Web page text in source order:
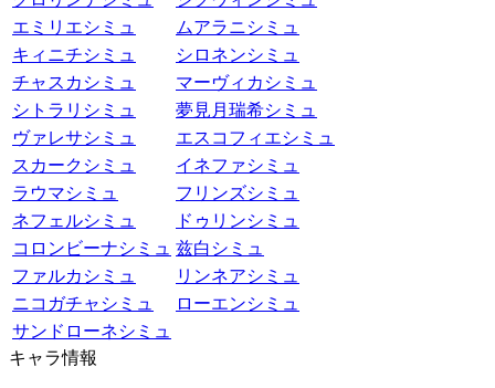
エミリエシミュ
ムアラニシミュ
キィニチシミュ
シロネンシミュ
チャスカシミュ
マーヴィカシミュ
シトラリシミュ
夢見月瑞希シミュ
ヴァレサシミュ
エスコフィエシミュ
スカークシミュ
イネファシミュ
ラウマシミュ
フリンズシミュ
ネフェルシミュ
ドゥリンシミュ
コロンビーナシミュ 兹白シミュ
ファルカシミュ
リンネアシミュ
ニコガチャシミュ
ローエンシミュ
サンドローネシミュ
キャラ情報